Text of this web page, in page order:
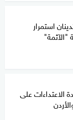
استمرار
"الآثمة"
الاعتداءات على